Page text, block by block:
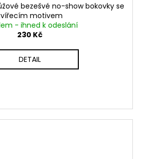
bezešvé no-show bokovky se
motivem
- ihned k odeslání
230 Kč
DETAIL